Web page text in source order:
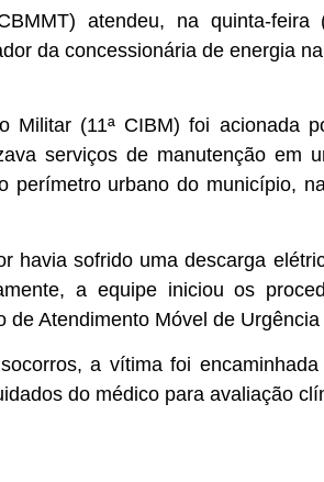
atendeu, na quinta-feira
da concessionária de energia
Militar (11ª CIBM) foi acionada
serviços de manutenção em
perímetro urbano do município,
havia sofrido uma descarga
a equipe iniciou os
Atendimento Móvel de Urgência
a vítima foi encaminhada
do médico para avaliação